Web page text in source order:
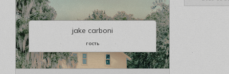
jake carboni
гость